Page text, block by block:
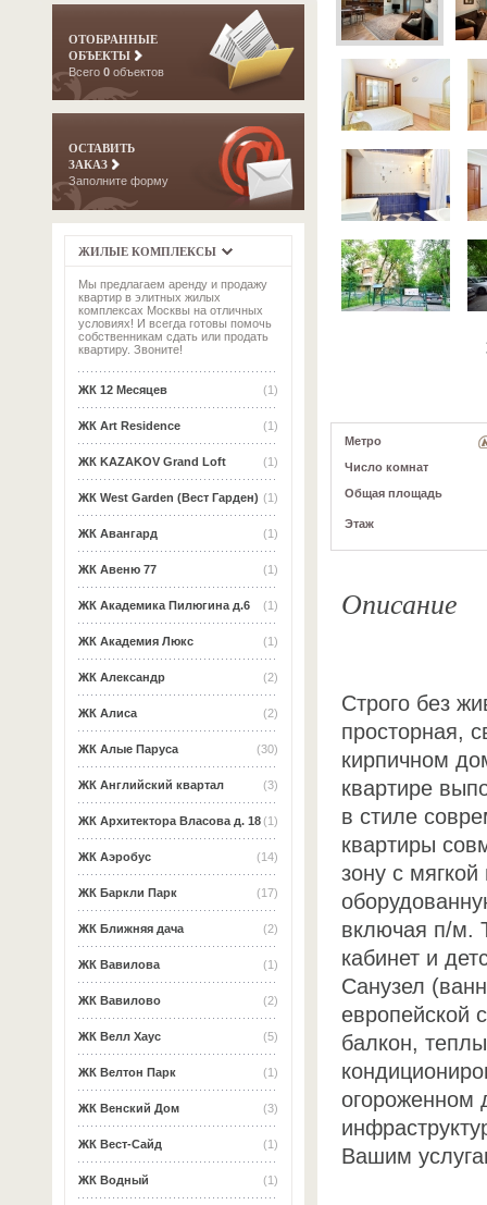
ОТОБРАННЫЕ
ОБЪЕКТЫ
Всего 0 объектов
ОСТАВИТЬ
ЗАКАЗ
Заполните форму
ЖИЛЫЕ КОМПЛЕКСЫ
Мы предлагаем аренду и продажу
квартир в элитных жилых
комплексах Москвы на отличных
условиях! И всегда готовы помочь
собственникам сдать или продать
квартиру. Звоните!
(1)
ЖК 12 Месяцев
(1)
ЖК Art Residence
(1)
ЖК KAZAKOV Grand Loft
(1)
ЖК West Garden (Вест Гарден)
(1)
ЖК Авангард
(1)
ЖК Авеню 77
(1)
ЖК Академика Пилюгина д.6
(1)
ЖК Академия Люкс
(2)
ЖК Александр
(2)
ЖК Алиса
(30)
ЖК Алые Паруса
(3)
ЖК Английский квартал
(1)
ЖК Архитектора Власова д. 18
(14)
ЖК Аэробус
(17)
ЖК Баркли Парк
(2)
ЖК Ближняя дача
(1)
ЖК Вавилова
(2)
ЖК Вавилово
(5)
ЖК Велл Хаус
(1)
ЖК Велтон Парк
(3)
ЖК Венский Дом
(1)
ЖК Вест-Сайд
(1)
ЖК Водный
Метро
Число комнат
Общая площадь
Этаж
Описание
Строго без
просторная,
кирпичном
квартире
в стиле
квартиры
зону с
включая п/м.
кабинет и
Санузел
европейской
балкон,
огороженном
Вашим